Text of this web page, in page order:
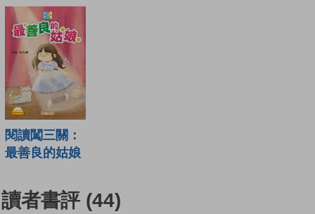
閱讀闖三關：
最善良的姑娘
讀者書評 (44)